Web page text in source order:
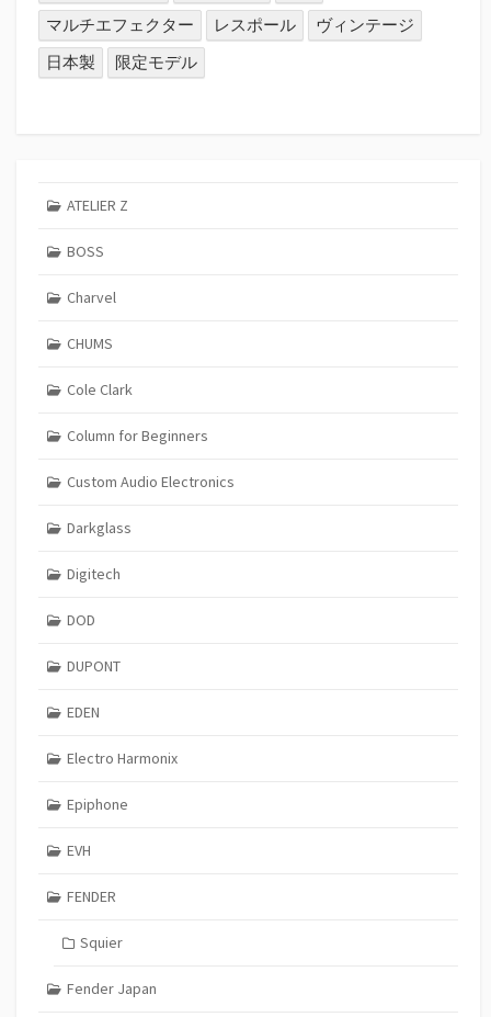
マルチエフェクター
レスポール
ヴィンテージ
日本製
限定モデル
ATELIER Z
BOSS
Charvel
CHUMS
Cole Clark
Column for Beginners
Custom Audio Electronics
Darkglass
Digitech
DOD
DUPONT
EDEN
Electro Harmonix
Epiphone
EVH
FENDER
Squier
Fender Japan